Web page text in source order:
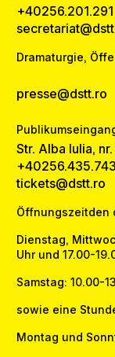
+40256.201.291
Dramaturgie,
presse@dstt.ro
Str. Alba Iulia,
+40256.435.743
tickets@dstt.ro
Öffnungszeitden
Dienstag,
Uhr und 17.00-
Samstag: 10.00-
sowie eine
Montag und